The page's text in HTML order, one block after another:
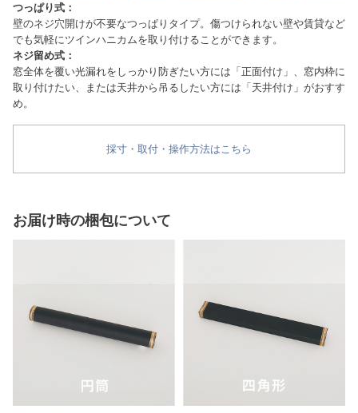
つっぱり式：
壁のネジ穴開けが不要なつっぱりタイプ。傷つけられない壁や賃貸など
でも気軽にツインハニカムを取り付けることができます。
ネジ留め式：
窓全体を覆い光漏れをしっかり防ぎたい方には「正面付け」、窓内枠に
取り付けたい、または天井から吊るしたい方には「天井付け」がおすす
め。
採寸・取付・操作方法はこちら
お届け時の梱包について